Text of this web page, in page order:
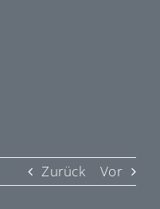
Zurück Vor